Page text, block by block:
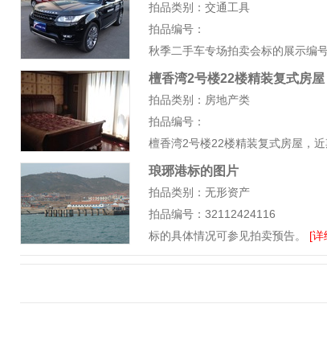
拍品类别：交通工具
拍品编号：
秋季二手车专场拍卖会标的展示编
檀香湾2号楼22楼精装复式房屋
拍品类别：房地产类
拍品编号：
檀香湾2号楼22楼精装复式房屋，
琅琊港标的图片
拍品类别：无形资产
拍品编号：32112424116
标的具体情况可参见拍卖预告。 [详